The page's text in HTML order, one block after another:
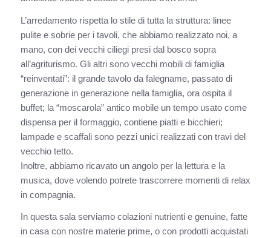
L’arredamento rispetta lo stile di tutta la struttura: linee
pulite e sobrie per i tavoli, che abbiamo realizzato noi, a
mano, con dei vecchi ciliegi presi dal bosco sopra
all’agriturismo. Gli altri sono vecchi mobili di famiglia
“reinventati”: il grande tavolo da falegname, passato di
generazione in generazione nella famiglia, ora ospita il
buffet; la “moscarola” antico mobile un tempo usato come
dispensa per il formaggio, contiene piatti e bicchieri;
lampade e scaffali sono pezzi unici realizzati con travi del
vecchio tetto.
Inoltre, abbiamo ricavato un angolo per la lettura e la
musica, dove volendo potrete trascorrere momenti di relax
in compagnia.
In questa sala serviamo colazioni nutrienti e genuine, fatte
in casa con nostre materie prime, o con prodotti acquistati